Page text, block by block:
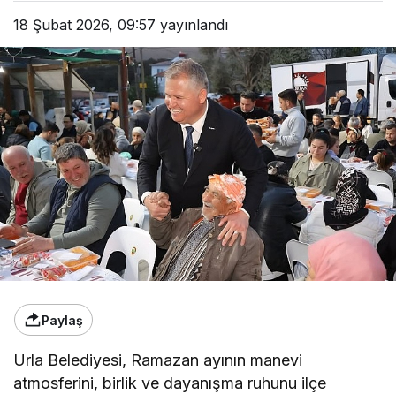
18 Şubat 2026, 09:57 yayınlandı
Paylaş
Urla Belediyesi, Ramazan ayının manevi
atmosferini, birlik ve dayanışma ruhunu ilçe